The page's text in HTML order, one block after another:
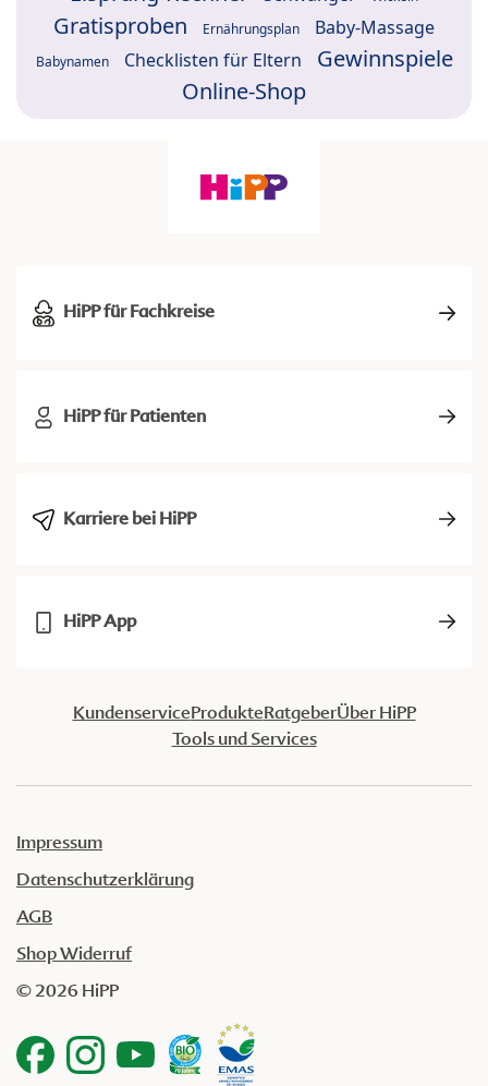
Gratisproben Ernährungsplan Baby-Massage
Babynamen Checklisten für Eltern
Gewinnspiele
Online-Shop
HiPP für Fachkreise
HiPP für Patienten
Karriere bei HiPP
HiPP App
KundenserviceProdukteRatgeberÜber HiPP
Tools und Services
Impressum
Datenschutzerklärung
AGB
Shop Widerruf
© 2026 HiPP